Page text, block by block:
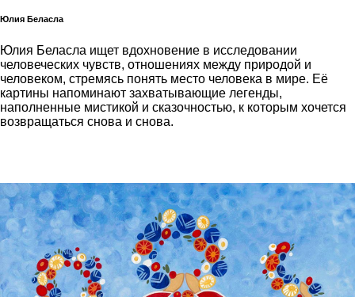
Юлия Беласла
Юлия Беласла ищет вдохновение в исследовании
человеческих чувств, отношениях между природой и
человеком, стремясь понять место человека в мире. Её
картины напоминают захватывающие легенды,
наполненные мистикой и сказочностью, к которым хочется
возвращаться снова и снова.